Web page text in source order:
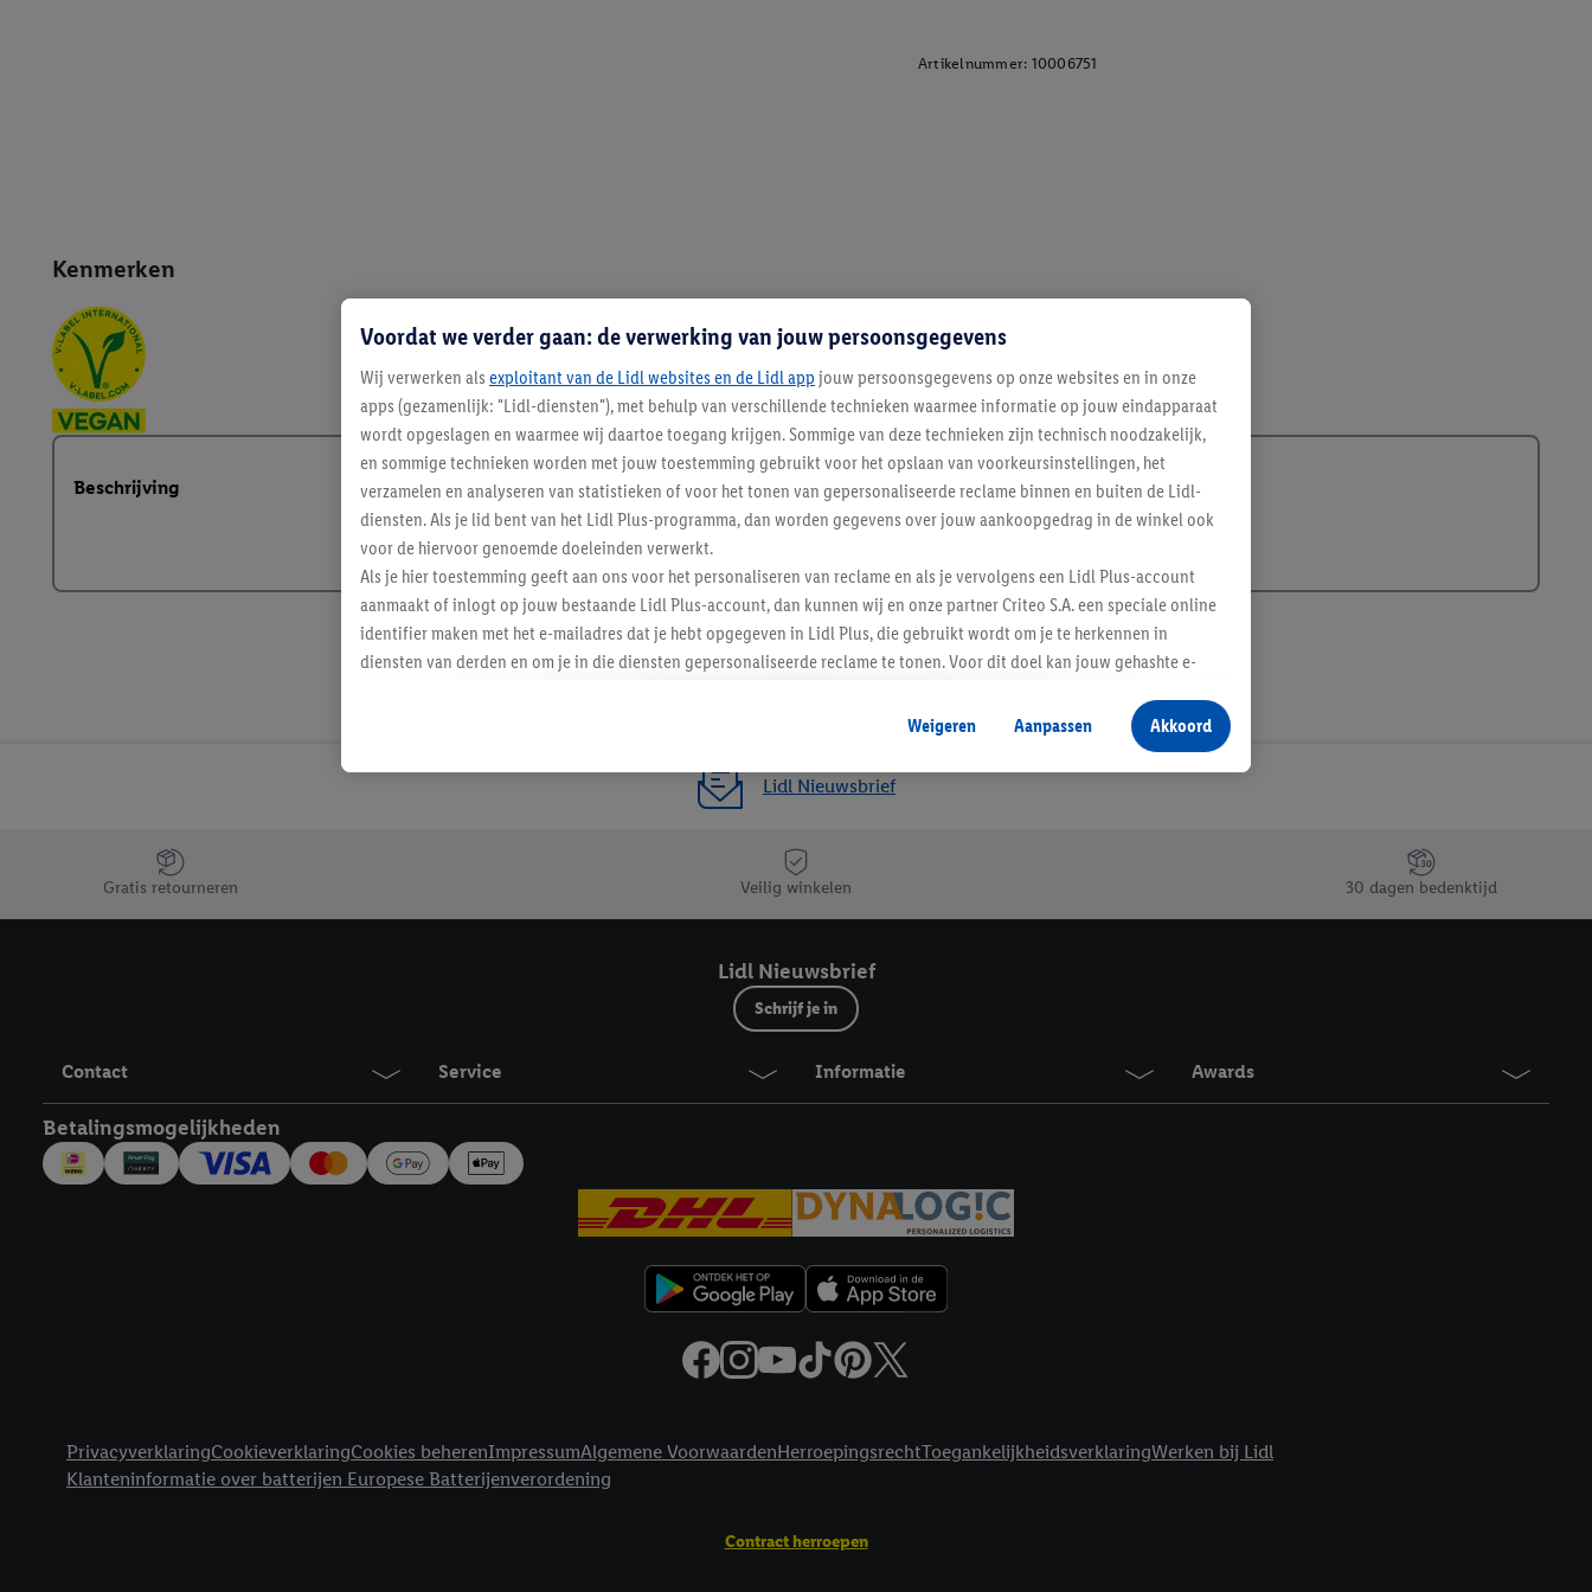
Kenmerken
Artikelnummer: 10006751
Beschrijving
Lidl Nieuwsbrief
Jouw voordelen bij ons als Lidl webshop klant
Gratis retourneren Veilig winkelen 30 dagen bedenktijd
Lidl Nieuwsbrief
Schrijf je in
Contact Service Informatie Awards
Betalingsmogelijkheden
PrivacyverklaringCookieverklaringCookies beherenImpressumAlgemene VoorwaardenHerroepingsrechtToegankelijkheidsverklaringWerken bij Lidl
Klanteninformatie over batterijen Europese Batterijenverordening
Contract herroepen
Voordat we verder gaan: de verwerking van jouw persoonsgegevens
Wij verwerken als exploitant van de Lidl websites en de Lidl app jouw persoonsgegevens op onze websites en in onze
apps (gezamenlijk: "Lidl-diensten"), met behulp van verschillende technieken waarmee informatie op jouw eindapparaat
wordt opgeslagen en waarmee wij daartoe toegang krijgen. Sommige van deze technieken zijn technisch noodzakelijk,
en sommige technieken worden met jouw toestemming gebruikt voor het opslaan van voorkeursinstellingen, het
verzamelen en analyseren van statistieken of voor het tonen van gepersonaliseerde reclame binnen en buiten de Lidl-
diensten. Als je lid bent van het Lidl Plus-programma, dan worden gegevens over jouw aankoopgedrag in de winkel ook
voor de hiervoor genoemde doeleinden verwerkt.
Als je hier toestemming geeft aan ons voor het personaliseren van reclame en als je vervolgens een Lidl Plus-account
aanmaakt of inlogt op jouw bestaande Lidl Plus-account, dan kunnen wij en onze partner Criteo S.A. een speciale online
identifier maken met het e-mailadres dat je hebt opgegeven in Lidl Plus, die gebruikt wordt om je te herkennen in
diensten van derden en om je in die diensten gepersonaliseerde reclame te tonen. Voor dit doel kan jouw gehashte e-
Als je hiervoor toestemming geeft, dan kunnen retargeting advertenties worden weergegeven voor producten waarin je
eerder interesse hebt getoond (bijvoorbeeld door het product in een winkelmandje van een online winkel te plaatsen
maar het niet te kopen). De retargeting advertenties kunnen op verschillende eindapparaten en binnen verschillende
mailadres en met eventuele andere identifiers of met identifiers waarover Criteo S.A. beschikt, aan jou kunnen worden
Onder "Aanpassen" kun je aangeven met welke cookies en vergelijkbare technieken en met welke
Door te klikken op "Weigeren", kies je voor de optie dat er enkel technisch noodzakelijke cookies en vergelijkbare
Door op "Akkoord" te klikken, stem je in met alle verwerkingen voor alle bovengenoemde doeleinden. Meer informatie,
inclusief over de opslagperiode van de gegevens en je recht om jouw toestemming op elk gewenst moment in te
Weigeren Aanpassen Akkoord